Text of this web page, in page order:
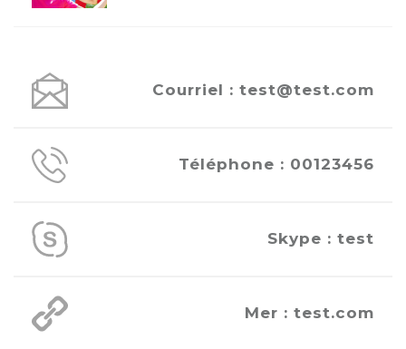
Courriel : test@test.com
Téléphone : 00123456
Skype : test
Mer : test.com